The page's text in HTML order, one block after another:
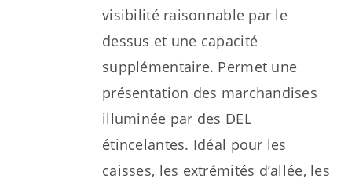
visibilité raisonnable par le
dessus et une capacité
supplémentaire. Permet une
présentation des marchandises
illuminée par des DEL
étincelantes. Idéal pour les
caisses, les extrémités d’allée, les